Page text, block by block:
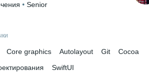
• Senior
Core graphics Autolayout Git
Cocoa
SwiftUI